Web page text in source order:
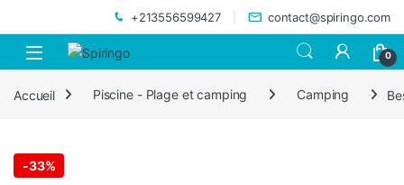
+213556599427 contact@spiringo.com
0
Accueil Piscine - Plage et camping Camping
-33%